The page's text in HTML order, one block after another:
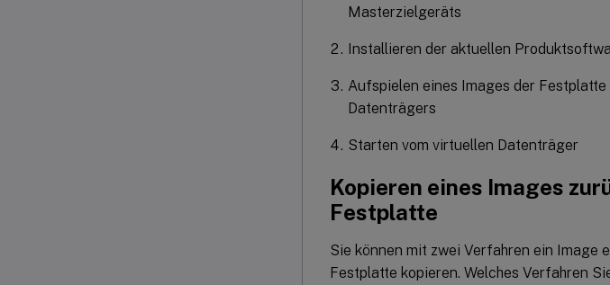
Masterzielgeräts
Installieren der aktuellen
Aufspielen eines Images der
Datenträgers
Starten vom virtuellen Datenträger
Kopieren eines Images
Festplatte
Sie können mit zwei Verfahren ein
Festplatte kopieren. Welches Verfahren